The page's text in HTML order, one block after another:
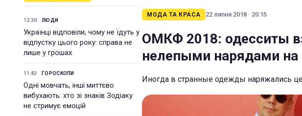
12:30 ЛЮДИ
Українці відповіли, чому не їдуть у
відпустку цього року: справа не
лише у грошах
11:43 ГОРОСКОПИ
Одні мовчать, інші миттєво
вибухають: хто зі знаків Зодіаку
не стримує емоцій
МОДА ТА КРАСА
22 липня 2018 · 20:15
ОМКФ 2018: одесситы
нелепыми нарядами
Иногда в странные одежды наряжались